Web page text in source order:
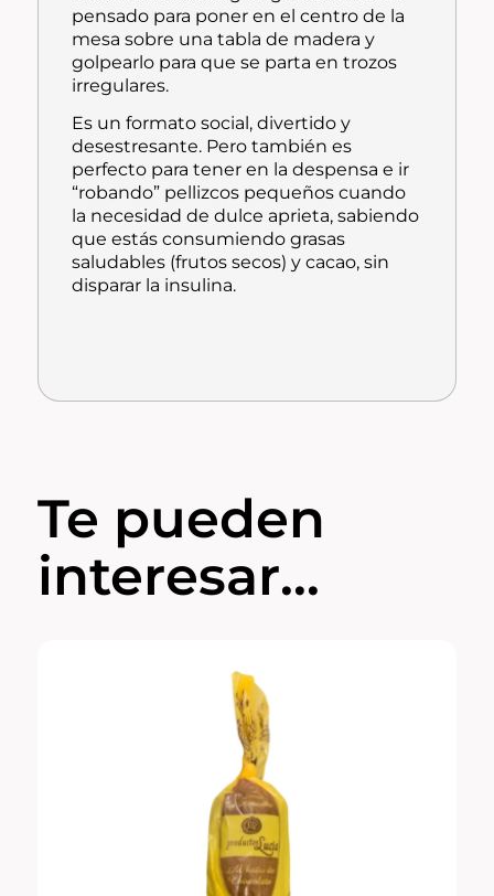
pensado para poner en el centro de la
mesa sobre una tabla de madera y
golpearlo para que se parta en trozos
irregulares.
Es un formato social, divertido y
desestresante. Pero también es
perfecto para tener en la despensa e ir
“robando” pellizcos pequeños cuando
la necesidad de dulce aprieta, sabiendo
que estás consumiendo grasas
saludables (frutos secos) y cacao, sin
disparar la insulina.
Te pueden
interesar...